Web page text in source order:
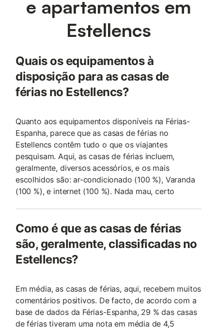
e apartamentos em
Estellencs
Quais os equipamentos à
disposição para as casas de
férias no Estellencs?
Quanto aos equipamentos disponíveis na Férias-
Espanha, parece que as casas de férias no
Estellencs contêm tudo o que os viajantes
pesquisam. Aqui, as casas de férias incluem,
geralmente, diversos acessórios, e os mais
escolhidos são: ar-condicionado (100 %), Varanda
(100 %), e internet (100 %). Nada mau, certo
Como é que as casas de férias
são, geralmente, classificadas no
Estellencs?
Em média, as casas de férias, aqui, recebem muitos
comentários positivos. De facto, de acordo com a
base de dados da Férias-Espanha, 29 % das casas
de férias tiveram uma nota em média de 4,5